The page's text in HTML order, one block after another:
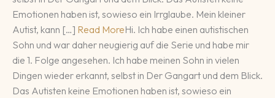
Emotionen haben ist, sowieso ein Irrglaube. Mein kleiner
Autist, kann […] Read MoreHi. Ich habe einen autistischen
Sohn und war daher neugierig auf die Serie und habe mir
die 1. Folge angesehen. Ich habe meinen Sohn in vielen
Dingen wieder erkannt, selbst in Der Gangart und dem Blick.
Das Autisten keine Emotionen haben ist, sowieso ein